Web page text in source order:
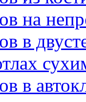
на
в
в